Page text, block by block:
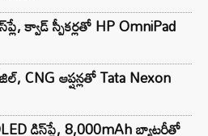
క్వాడ్ స్పీకర్లతో HP OmniPad
CNG ఆప్షన్లతో Tata Nexon
డిస్‌ప్లే, 8,000mAh బ్యాటరీతో